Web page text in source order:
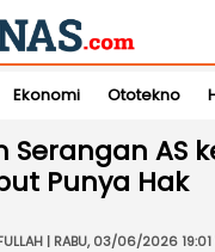
Ekonomi Ototekno
Serangan AS
Punya Hak
| RABU, 03/06/2026 19:01